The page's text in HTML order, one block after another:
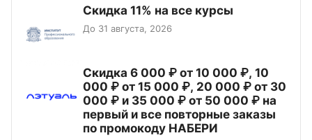
Скидка 11% на все курсы
До 31 августа, 2026
Скидка 6 000 ₽ от 10 000 ₽, 10
000 ₽ от 15 000 ₽, 20 000 ₽ от 30
000 ₽ и 35 000 ₽ от 50 000 ₽ на
первый и все повторные заказы
по промокоду НАБЕРИ